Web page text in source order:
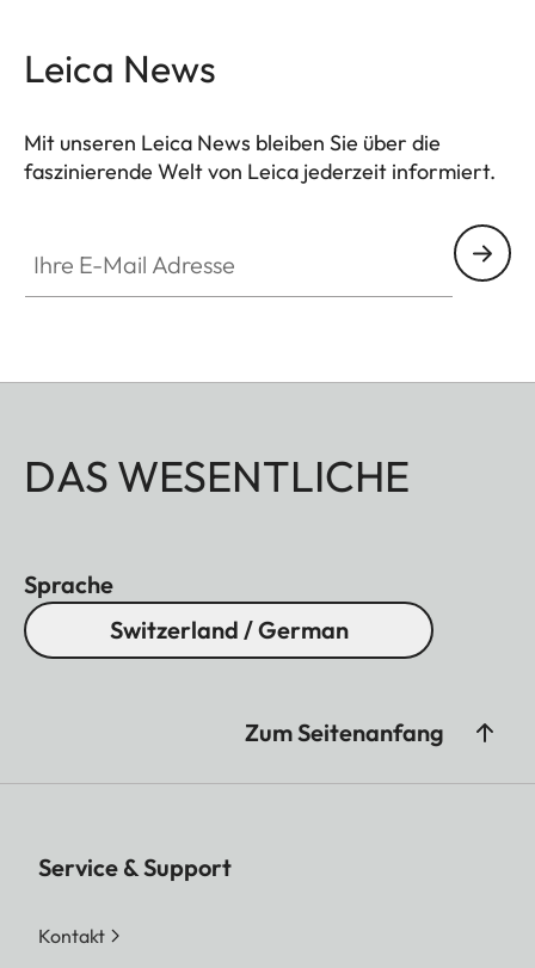
Leica News
Mit unseren Leica News bleiben Sie über die
faszinierende Welt von Leica jederzeit informiert.
DAS WESENTLICHE
Sprache
Switzerland / German
Zum Seitenanfang
Service & Support
Kontakt